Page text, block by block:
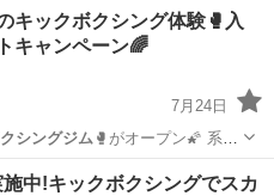
ングジム
キックボクシング体験🥊入
キャンペーン🌈
7月24日
シングジム🥊がオープン🌠 系列
シングジム
中!キックボクシングでスカ